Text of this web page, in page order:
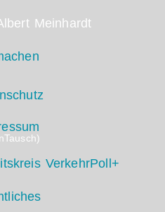
Meinhardt
VerkehrPoll+